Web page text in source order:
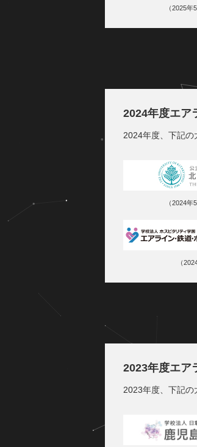
（2025年
2024年度エア
2024年度、下記の
（2024年
（
2023年度エア
2023年度、下記の